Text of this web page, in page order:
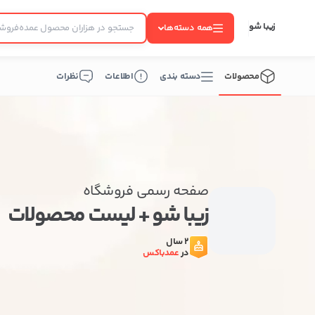
زیبا شو همه دسته‌ها
محصولات دسته بندی اطلاعات نظرات
صفحه رسمی فروشگاه
زیبا شو + لیست محصولات
2 سال
درعمدباکس